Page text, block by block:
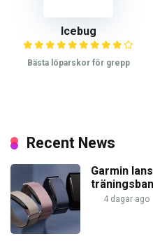
Icebug
Bästa löparskor för grepp
Recent News
Garmin
4 dagar ago